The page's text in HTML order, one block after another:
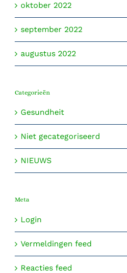
oktober 2022
september 2022
augustus 2022
Categorieën
Gesundheit
Niet gecategoriseerd
NIEUWS
Meta
Login
Vermeldingen feed
Reacties feed